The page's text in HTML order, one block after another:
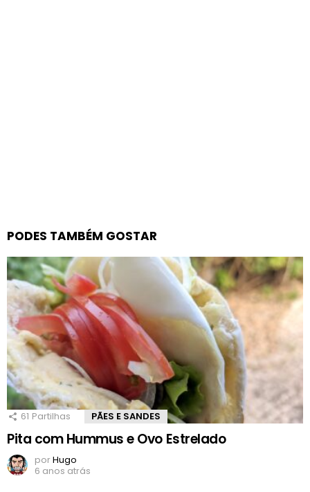
PODES TAMBÉM GOSTAR
61 Partilhas PÃES E SANDES
Pita com Hummus e Ovo Estrelado
porHugo
6 anos atrás